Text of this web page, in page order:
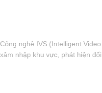
Công nghệ IVS (Intelligent
xâm nhập khu vực, phát hiện